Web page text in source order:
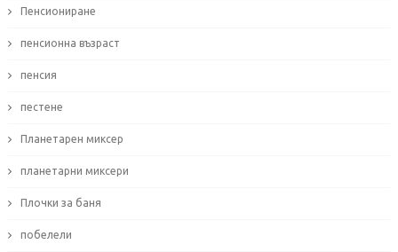
Пенсиониране
пенсионна възраст
пенсия
пестене
Планетарен миксер
планетарни миксери
Плочки за баня
побелели